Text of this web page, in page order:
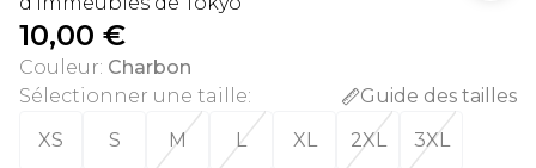
10,00 €
Couleur: Charbon
Sélectionner une taille:
Guide des tailles
XS
S M L XL 2XL 3XL